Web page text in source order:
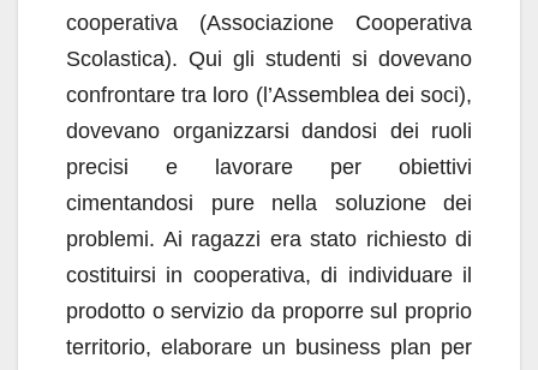
cooperativa (Associazione Cooperativa
Scolastica). Qui gli studenti si dovevano
confrontare tra loro (l’Assemblea dei soci),
dovevano organizzarsi dandosi dei ruoli
precisi e lavorare per obiettivi
cimentandosi pure nella soluzione dei
problemi. Ai ragazzi era stato richiesto di
costituirsi in cooperativa, di individuare il
prodotto o servizio da proporre sul proprio
territorio, elaborare un business plan per